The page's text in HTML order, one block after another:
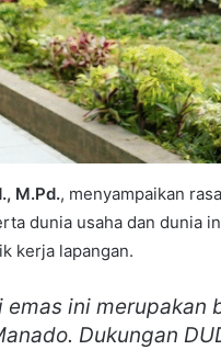
M.Pd., menyampaikan
dunia usaha dan dunia
kerja lapangan.
ini merupakan
Dukungan